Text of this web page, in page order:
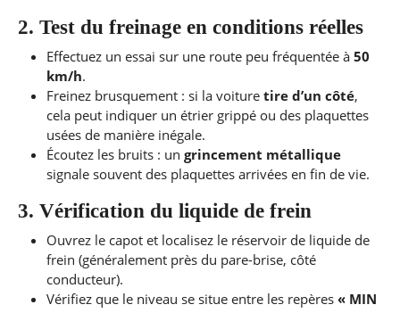
2. Test du freinage en conditions réelles
Effectuez un essai sur une route peu fréquentée à 50
km/h.
Freinez brusquement : si la voiture tire d’un côté,
cela peut indiquer un étrier grippé ou des plaquettes
usées de manière inégale.
Écoutez les bruits : un grincement métallique
signale souvent des plaquettes arrivées en fin de vie.
3. Vérification du liquide de frein
Ouvrez le capot et localisez le réservoir de liquide de
frein (généralement près du pare-brise, côté
conducteur).
Vérifiez que le niveau se situe entre les repères « MIN